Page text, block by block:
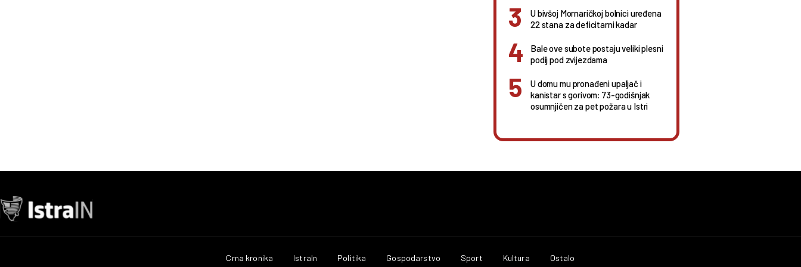
U bivšoj Mornaričkoj bolnici uređena
22 stana za deficitarni kadar
Bale ove subote postaju veliki plesni
podij pod zvijezdama
U domu mu pronađeni upaljač i
kanistar s gorivom: 73-godišnjak
osumnjičen za pet požara u Istri
Crna kronika IstraIn Politika Gospodarstvo Sport Kultura Ostalo